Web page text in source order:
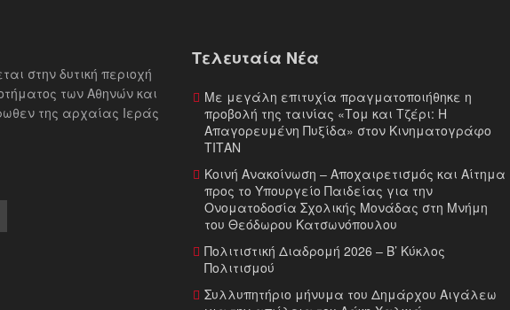
στην δυτική περιοχή
των Αθηνών και
της αρχαίας Ιεράς
Τελευταία Νέα
Με μεγάλη επιτυχία πραγματοποιήθηκε η
προβολή της ταινίας «Τομ και Τζέρι: Η
Απαγορευμένη Πυξίδα» στον Κινηματογράφο
ΤΙΤΑΝ
Κοινή Ανακοίνωση – Αποχαιρετισμός και Αίτημα
προς το Υπουργείο Παιδείας για την
Ονοματοδοσία Σχολικής Μονάδας στη Μνήμη
του Θεόδωρου Κατσωνόπουλου
Πολιτιστική Διαδρομή 2026 – Β’ Κύκλος
Πολιτισμού
Συλλυπητήριο μήνυμα του Δημάρχου Αιγάλεω